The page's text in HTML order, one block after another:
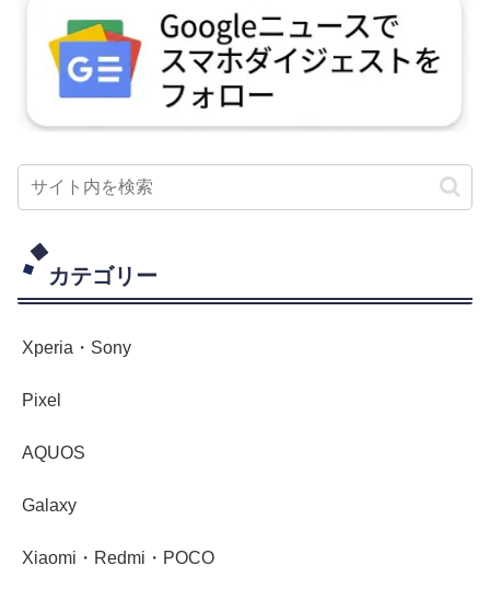
カテゴリー
Xperia・Sony
Pixel
AQUOS
Galaxy
Xiaomi・Redmi・POCO